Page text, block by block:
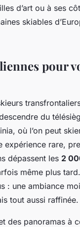
d’art ou à ses
skiables
pour
du
où l’on peut
rare,
dépassent les 2
même plus
: une ambiance
tout aussi raffinée.
des panoramas à